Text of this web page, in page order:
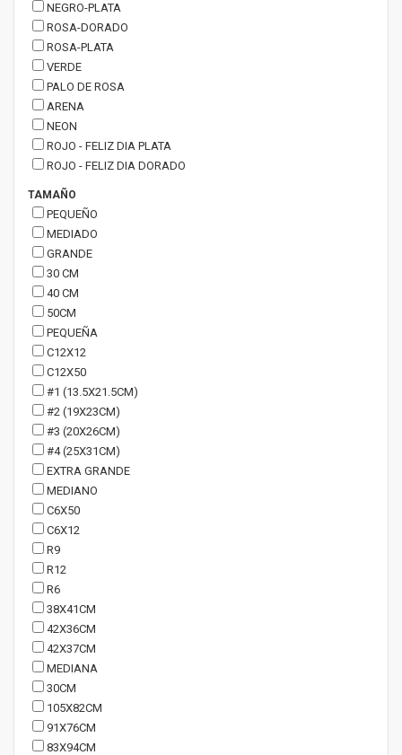
NEGRO-PLATA
ROSA-DORADO
ROSA-PLATA
VERDE
PALO DE ROSA
ARENA
NEON
ROJO - FELIZ DIA PLATA
ROJO - FELIZ DIA DORADO
TAMAÑO
PEQUEÑO
MEDIADO
GRANDE
30 CM
40 CM
50CM
PEQUEÑA
C12X12
C12X50
#1 (13.5X21.5CM)
#2 (19X23CM)
#3 (20X26CM)
#4 (25X31CM)
EXTRA GRANDE
MEDIANO
C6X50
C6X12
R9
R12
R6
38X41CM
42X36CM
42X37CM
MEDIANA
30CM
105X82CM
91X76CM
83X94CM